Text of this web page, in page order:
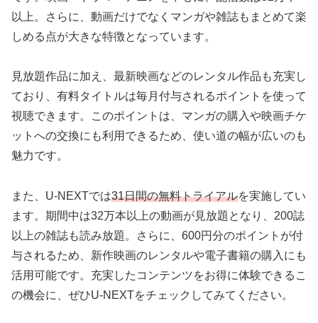
以上。さらに、動画だけでなくマンガや雑誌もまとめて楽
しめる点が大きな特徴となっています。
見放題作品に加え、最新映画などのレンタル作品も充実し
ており、有料タイトルは毎月付与されるポイントを使って
視聴できます。このポイントは、マンガの購入や映画チケ
ットへの交換にも利用できるため、使い道の幅が広いのも
魅力です。
また、U-NEXTでは31日間の無料トライアルを実施してい
ます。期間中は32万本以上の動画が見放題となり、200誌
以上の雑誌も読み放題。さらに、600円分のポイントが付
与されるため、新作映画のレンタルや電子書籍の購入にも
活用可能です。充実したコンテンツをお得に体験できるこ
の機会に、ぜひU-NEXTをチェックしてみてください。